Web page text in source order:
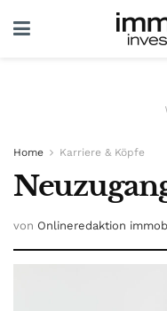
Home Karriere & Köpfe
von Onlineredaktion